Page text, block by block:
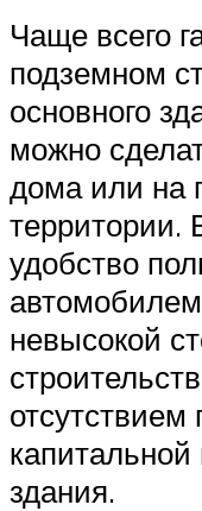
Чаще всего
подземном
основного
можно
дома или на
территории.
удобство
невысокой
отсутствием
капитальной
здания.